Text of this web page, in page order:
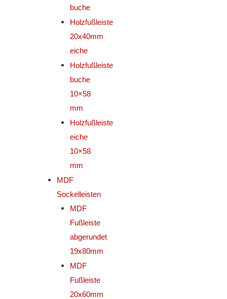
buche
Holzfußleiste
20x40mm
eiche
Holzfußleiste
buche
10×58
mm
Holzfußleiste
eiche
10×58
mm
MDF
Sockelleisten
MDF
Fußleiste
abgerundet
19x80mm
MDF
Fußleiste
20x60mm